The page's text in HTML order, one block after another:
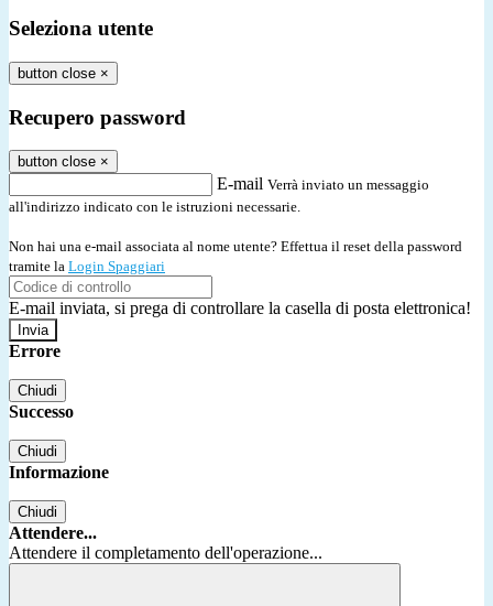
Seleziona utente
button close ×
Recupero password
button close ×
E-mail Verrà inviato un messaggio
all'indirizzo indicato con le istruzioni necessarie.
Non hai una e-mail associata al nome utente? Effettua il reset della password
tramite la Login Spaggiari
E-mail inviata, si prega di controllare la casella di posta elettronica!
Errore
Chiudi
Successo
Chiudi
Informazione
Chiudi
Attendere...
Attendere il completamento dell'operazione...